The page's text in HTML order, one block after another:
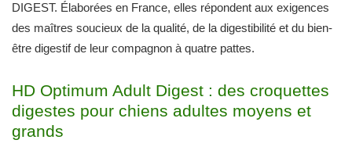
DIGEST. Élaborées en France, elles répondent aux exigences
des maîtres soucieux de la qualité, de la digestibilité et du bien-
être digestif de leur compagnon à quatre pattes.
HD Optimum Adult Digest : des croquettes
digestes pour chiens adultes moyens et
grands